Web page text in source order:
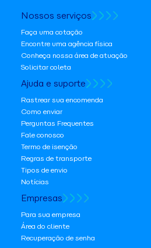
Nossos serviços
Faça uma cotação
Encontre uma agência física
Conheça nossa área de atuação
Solicitar coleta
Ajuda e suporte
Rastrear sua encomenda
Como enviar
Perguntas Frequentes
Fale conosco
Termo de isenção
Regras de transporte
Tipos de envio
Notícias
Empresas
Para sua empresa
Área do cliente
Recuperação de senha